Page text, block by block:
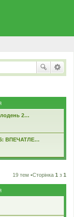
2…
ВПЕЧАТЛЕ…
19 тем •Сторінка 1 з 1